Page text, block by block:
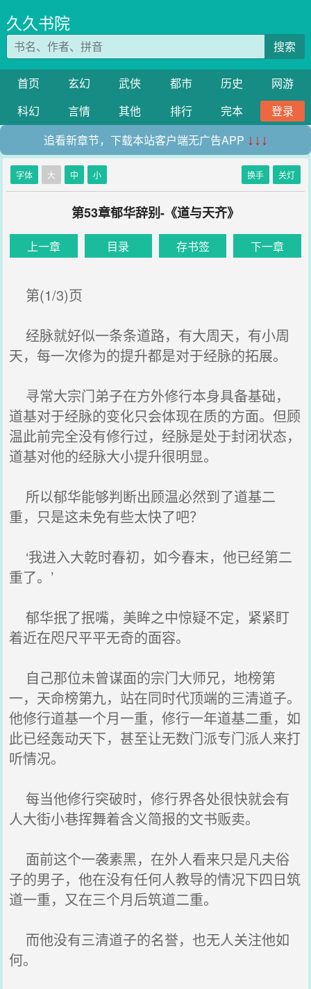
久久书院
搜索
首页 玄幻 武侠 都市 历史
网游
科幻
言情 其他 排行 完本
登录
追看新章节，下载本站客户端无广告APP ↓↓↓
字体 大 中 小 换手 关灯
第53章郁华辞别-《道与天齐》
上一章 目录 存书签 下一章
第(1/3)页
经脉就好似一条条道路，有大周天，有小周
天，每一次修为的提升都是对于经脉的拓展。
寻常大宗门弟子在方外修行本身具备基础，
道基对于经脉的变化只会体现在质的方面。但顾
温此前完全没有修行过，经脉是处于封闭状态，
道基对他的经脉大小提升很明显。
所以郁华能够判断出顾温必然到了道基二
重，只是这未免有些太快了吧？
‘我进入大乾时春初，如今春末，他已经第二
重了。’
郁华抿了抿嘴，美眸之中惊疑不定，紧紧盯
着近在咫尺平平无奇的面容。
自己那位未曾谋面的宗门大师兄，地榜第
一，天命榜第九，站在同时代顶端的三清道子。
他修行道基一个月一重，修行一年道基二重，如
此已经轰动天下，甚至让无数门派专门派人来打
听情况。
每当他修行突破时，修行界各处很快就会有
人大街小巷挥舞着含义简报的文书贩卖。
面前这个一袭素黑，在外人看来只是凡夫俗
子的男子，他在没有任何人教导的情况下四日筑
道一重，又在三个月后筑道二重。
而他没有三清道子的名誉，也无人关注他如
何。